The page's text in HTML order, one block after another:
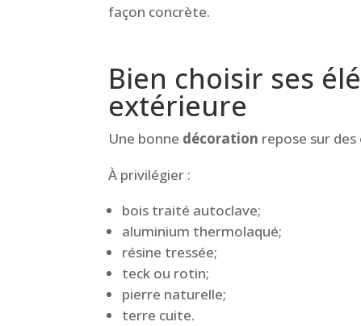
façon concrète.
Bien choisir ses
extérieure
Une bonne décoration repose sur
À privilégier :
bois traité autoclave;
aluminium thermolaqué;
résine tressée;
teck ou rotin;
pierre naturelle;
terre cuite.